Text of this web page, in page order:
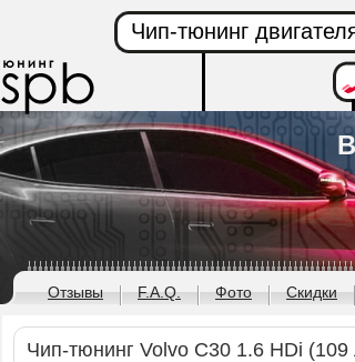
Чип-тюнинг
Отзывы F.A.Q. Фото Скидки
Чип-тюнинг Volvo C30 1.6 HDi (109